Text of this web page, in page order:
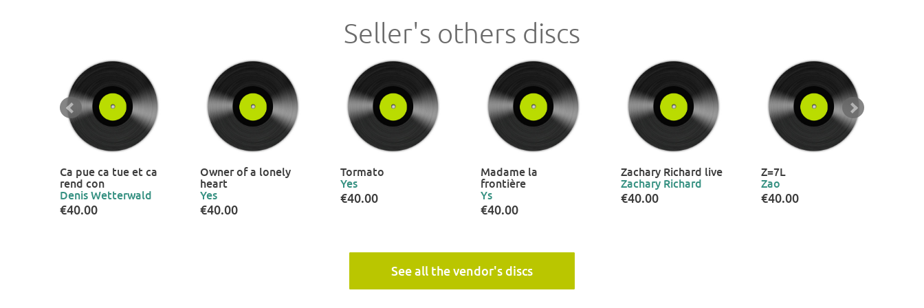
Seller's others discs
Ca pue ca tue et ca
rend con
Denis Wetterwald
€40.00
Owner of a lonely
heart
Yes
€40.00
Tormato
Yes
€40.00
Madame la
frontière
Ys
€40.00
Zachary Richard live
Zachary Richard
€40.00
Z=7L
Zao
€40.00
See all the vendor's discs